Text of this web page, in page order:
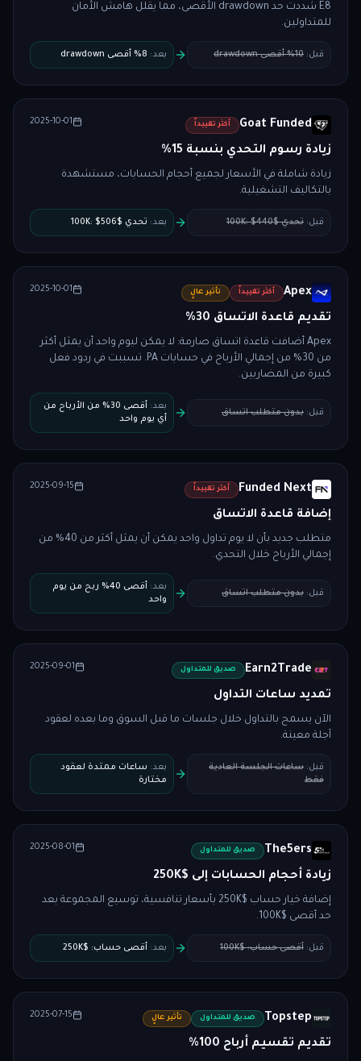
E8 شددت حد drawdown الأقصى، مما يقلل هامش الأمان
للمتداولين.
قبل: 10% أقصى drawdown بعد: 8% أقصى drawdown
Goat Funded أكثر تقييداً 2025-10-01
زيادة رسوم التحدي بنسبة 15%
زيادة شاملة في الأسعار لجميع أحجام الحسابات، مستشهدة
بالتكاليف التشغيلية.
قبل: تحدي $100K: $440 بعد: تحدي $100K: $506
Apex أكثر تقييداً تأثير عالٍ 2025-10-01
تقديم قاعدة الاتساق 30%
Apex أضافت قاعدة اتساق صارمة: لا يمكن ليوم واحد أن يمثل أكثر
من 30% من إجمالي الأرباح في حسابات PA. تسببت في ردود فعل
كبيرة من المضاربين.
قبل: بدون متطلب اتساق
بعد:
أقصى 30% من الأرباح من
أي يوم واحد
Funded Next أكثر تقييداً 2025-09-15
إضافة قاعدة الاتساق
متطلب جديد بأن لا يوم تداول واحد يمكن أن يمثل أكثر من 40% من
إجمالي الأرباح خلال التحدي.
قبل: بدون متطلب اتساق
بعد:
أقصى 40% ربح من يوم
واحد
Earn2Trade صديق للمتداول 2025-09-01
تمديد ساعات التداول
الآن يسمح بالتداول خلال جلسات ما قبل السوق وما بعده لعقود
آجلة معينة.
قبل: ساعات الجلسة العادية
فقط
بعد: ساعات ممتدة لعقود
مختارة
The5ers صديق للمتداول 2025-08-01
زيادة أحجام الحسابات إلى $250K
إضافة خيار حساب $250K بأسعار تنافسية، توسيع المجموعة بعد
حد أقصى $100K.
قبل: أقصى حساب: $100K بعد: أقصى حساب: $250K
Topstep صديق للمتداول تأثير عالٍ 2025-07-15
تقديم تقسيم أرباح 100%